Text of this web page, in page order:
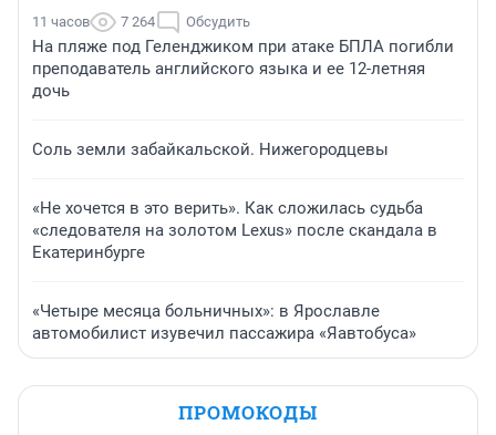
11 часов 7 264 Обсудить
На пляже под Геленджиком при атаке БПЛА погибли
преподаватель английского языка и ее 12-летняя
дочь
Соль земли забайкальской. Нижегородцевы
«Не хочется в это верить». Как сложилась судьба
«следователя на золотом Lexus» после скандала в
Екатеринбурге
«Четыре месяца больничных»: в Ярославле
автомобилист изувечил пассажира «Яавтобуса»
ПРОМОКОДЫ